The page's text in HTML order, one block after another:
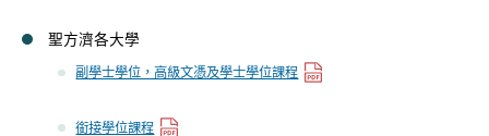
聖方濟各大學
副學士學位，高級文憑及學士學位課程
銜接學位課程